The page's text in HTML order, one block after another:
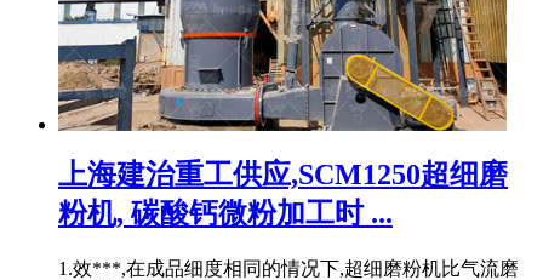
上海建治重工供应,SCM1250超细磨
粉机, 碳酸钙微粉加工时 ...
1.效***,在成品细度相同的情况下,超细磨粉机比气流磨